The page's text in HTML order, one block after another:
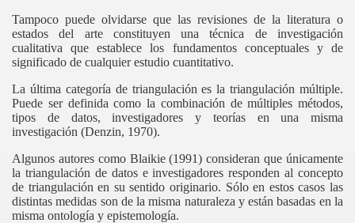
Tampoco puede olvidarse que las revisiones de la literatura o
estados del arte constituyen una técnica de investigación
cualitativa que establece los fundamentos conceptuales y de
significado de cualquier estudio cuantitativo.
La última categoría de triangulación es la triangulación múltiple.
Puede ser definida como la combinación de múltiples métodos,
tipos de datos, investigadores y teorías en una misma
investigación (Denzin, 1970).
Algunos autores como Blaikie (1991) consideran que únicamente
la triangulación de datos e investigadores responden al concepto
de triangulación en su sentido originario. Sólo en estos casos las
distintas medidas son de la misma naturaleza y están basadas en la
misma ontología y epistemología.